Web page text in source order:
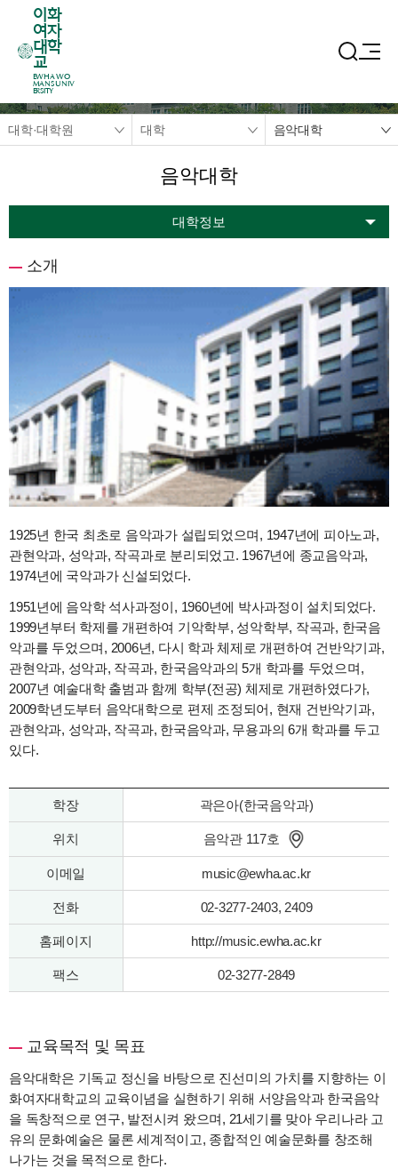
이화
여자
대학
교
EWHA WO
MANS UNIV
ERSITY
대학·대학원 대학 음악대학
음악대학
대학정보
소개
1925년 한국 최초로 음악과가 설립되었으며, 1947년에 피아노과,
관현악과, 성악과, 작곡과로 분리되었고. 1967년에 종교음악과,
1974년에 국악과가 신설되었다.
1951년에 음악학 석사과정이, 1960년에 박사과정이 설치되었다.
1999년부터 학제를 개편하여 기악학부, 성악학부, 작곡과, 한국음
악과를 두었으며, 2006년, 다시 학과 체제로 개편하여 건반악기과,
관현악과, 성악과, 작곡과, 한국음악과의 5개 학과를 두었으며,
2007년 예술대학 출범과 함께 학부(전공) 체제로 개편하였다가,
2009학년도부터 음악대학으로 편제 조정되어, 현재 건반악기과,
관현악과, 성악과, 작곡과, 한국음악과, 무용과의 6개 학과를 두고
있다.
학장 곽은아(한국음악과)
위치 음악관 117호
이메일 music@ewha.ac.kr
전화 02-3277-2403, 2409
홈페이지 http://music.ewha.ac.kr
팩스 02-3277-2849
교육목적 및 목표
음악대학은 기독교 정신을 바탕으로 진선미의 가치를 지향하는 이
화여자대학교의 교육이념을 실현하기 위해 서양음악과 한국음악
을 독창적으로 연구, 발전시켜 왔으며, 21세기를 맞아 우리나라 고
유의 문화예술은 물론 세계적이고, 종합적인 예술문화를 창조해
나가는 것을 목적으로 한다.